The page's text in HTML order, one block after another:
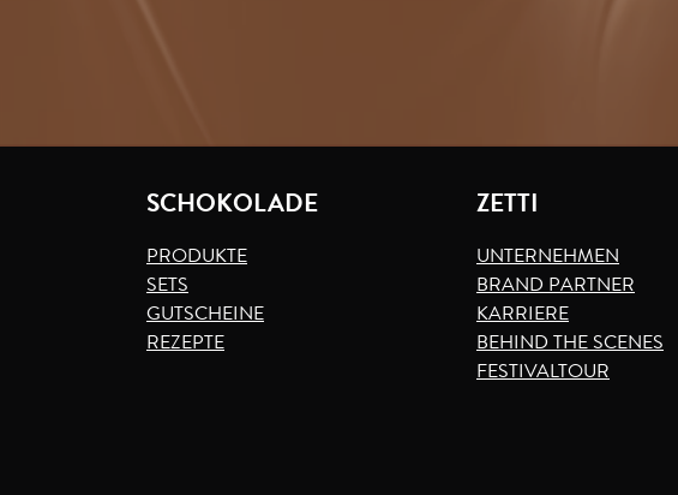
SCHOKOLADE
PRODUKTE
SETS
GUTSCHEINE
REZEPTE
ZETTI
UNTERNEHMEN
BRAND PARTNER
KARRIERE
BEHIND THE SCENES
FESTIVALTOUR